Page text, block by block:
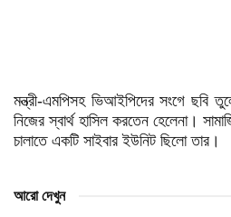
মন্ত্রী-এমপিসহ ভিআইপিদের সংগে ছবি
নিজের স্বার্থ হাসিল করতেন হেলেনা।
চালাতে একটি সাইবার ইউনিট ছিলো তার।
আরো দেখুন